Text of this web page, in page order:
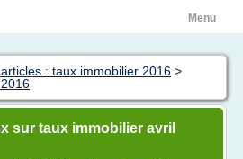
Menu
: taux immobilier 2016 >
sur taux immobilier avril